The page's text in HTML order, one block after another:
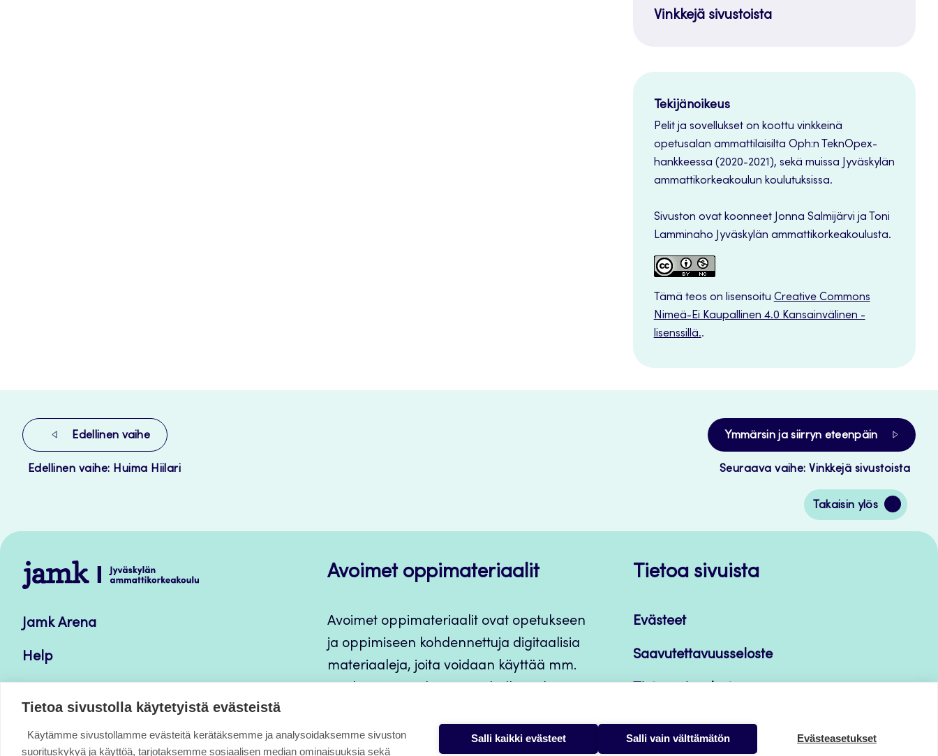
Vinkkejä sivustoista
Tekijänoikeus
Pelit ja sovellukset on koottu vinkkeinä
opetusalan ammattilaisilta Oph:n TeknOpex-
hankkeessa (2020-2021), sekä muissa Jyväskylän
ammattikorkeakoulun koulutuksissa.
Sivuston ovat koonneet Jonna Salmijärvi ja Toni
Lamminaho Jyväskylän ammattikorkeakoulusta.
Tämä teos on lisensoitu Creative Commons
Nimeä-Ei Kaupallinen 4.0 Kansainvälinen -
lisenssillä..
Ymmärsin ja siirryn eteenpäin
Seuraava vaihe: Vinkkejä sivustoista
Edellinen vaihe
Edellinen vaihe: Huima Hiilari
Takaisin ylös
Siirry
takaisin
Jamk
–
Avoimet
Jamk Arena
Help
Avoimet oppimateriaalit
Avoimet oppimateriaalit ovat opetukseen
ja oppimiseen kohdennettuja digitaalisia
materiaaleja, joita voidaan käyttää mm.
Tietoa sivuista
Evästeet
Saavutettavuusseloste
Tietoa sivustolla käytetyistä evästeistä
Käytämme sivustollamme evästeitä kerätäksemme ja analysoidaksemme sivuston
suorituskykyä ja käyttöä, tarjotaksemme sosiaalisen median ominaisuuksia sekä
Salli kaikki evästeet Salli vain välttämätön Evästeasetukset